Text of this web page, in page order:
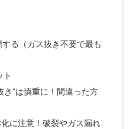
る（ガス抜き不要で最も
ト
き”は慎重に！間違った方
に注意！破裂やガス漏れ